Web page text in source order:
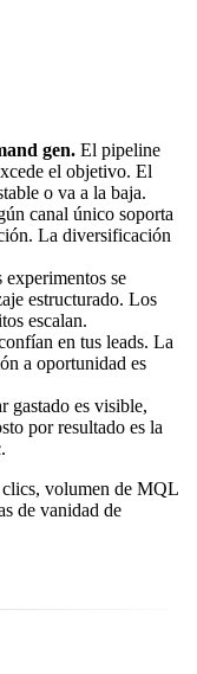
gen. El pipeline
el objetivo. El
o va a la baja.
canal único soporta
La diversificación
experimentos se
estructurado. Los
escalan.
en tus leads. La
a oportunidad es
gastado es visible,
por resultado es la
volumen de MQL
de vanidad de